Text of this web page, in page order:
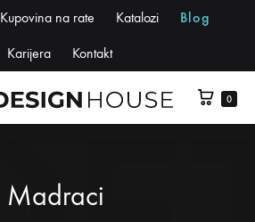
Kupovina na rate Katalozi Blog
Karijera Kontakt
0
Madraci